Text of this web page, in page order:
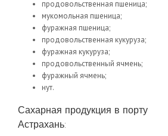
продовольственная пшеница;
мукомольная пшеница;
фуражная пшеница;
продовольственная кукуруза;
фуражная кукуруза;
продовольственный ячмень;
фуражный ячмень;
нут.
Сахарная продукция в порту
Астрахань: